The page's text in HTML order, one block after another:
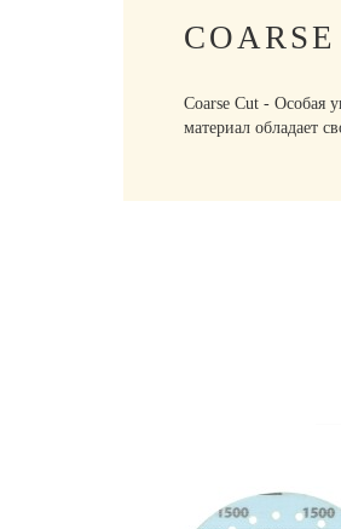
Coarse Cut - Особая
материал обладает